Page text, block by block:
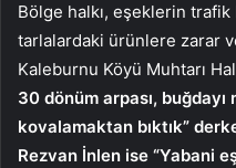
Bölge halkı, eşeklerin trafik
tarlalardaki ürünlere zarar
Kaleburnu Köyü Muhtarı
30 dönüm arpası,
kovalamaktan bıktık”
Rezvan İnlen ise “Yabani